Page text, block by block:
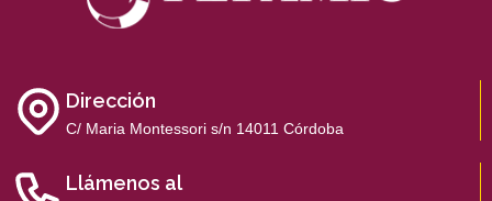
Dirección
C/ Maria Montessori s/n 14011 Córdoba
Llámenos al